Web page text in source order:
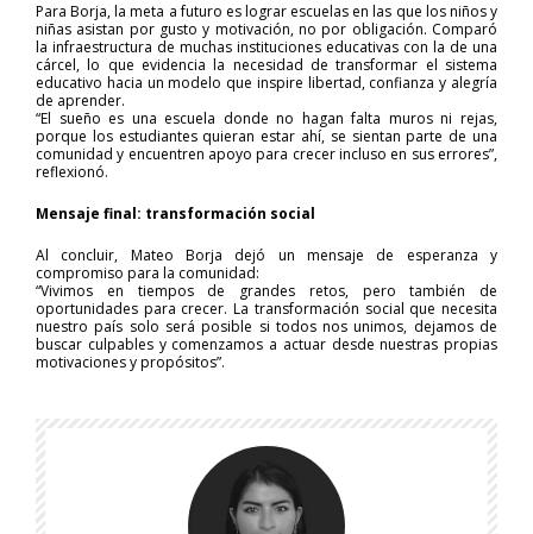
Para Borja, la meta a futuro es lograr escuelas en las que los niños y
niñas asistan por gusto y motivación, no por obligación. Comparó
la infraestructura de muchas instituciones educativas con la de una
cárcel, lo que evidencia la necesidad de transformar el sistema
educativo hacia un modelo que inspire libertad, confianza y alegría
de aprender.
“El sueño es una escuela donde no hagan falta muros ni rejas,
porque los estudiantes quieran estar ahí, se sientan parte de una
comunidad y encuentren apoyo para crecer incluso en sus errores”,
reflexionó.
Mensaje final: transformación social
Al concluir, Mateo Borja dejó un mensaje de esperanza y
compromiso para la comunidad:
“Vivimos en tiempos de grandes retos, pero también de
oportunidades para crecer. La transformación social que necesita
nuestro país solo será posible si todos nos unimos, dejamos de
buscar culpables y comenzamos a actuar desde nuestras propias
motivaciones y propósitos”.